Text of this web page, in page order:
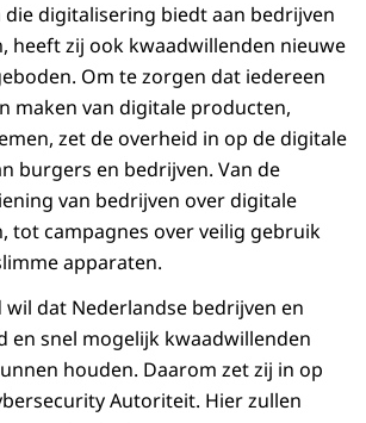
die digitalisering biedt aan bedrijven
heeft zij ook kwaadwillenden nieuwe
Om te zorgen dat iedereen
maken van digitale producten,
zet de overheid in op de digitale
burgers en bedrijven. Van de
van bedrijven over digitale
tot campagnes over veilig gebruik
apparaten.
wil dat Nederlandse bedrijven en
en snel mogelijk kwaadwillenden
houden. Daarom zet zij in op
Autoriteit. Hier zullen